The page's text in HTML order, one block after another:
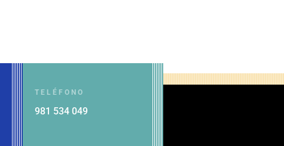
TELÉFONO
981 534 049